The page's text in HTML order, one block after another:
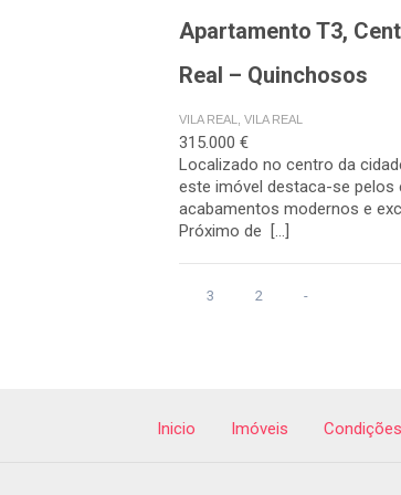
Apartamento T3,
Real – Quinchosos
VILA REAL, VILA REAL
315.000 €
Localizado no centro da
este imóvel destaca-se pelos
acabamentos modernos e
Próximo de […]
3 2 -
Inicio Imóveis